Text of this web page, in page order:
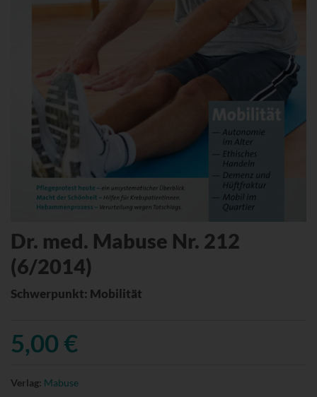
Dr. med. Mabuse Nr. 212
(6/2014)
Schwerpunkt: Mobilität
5,00 €
Verlag: Mabuse